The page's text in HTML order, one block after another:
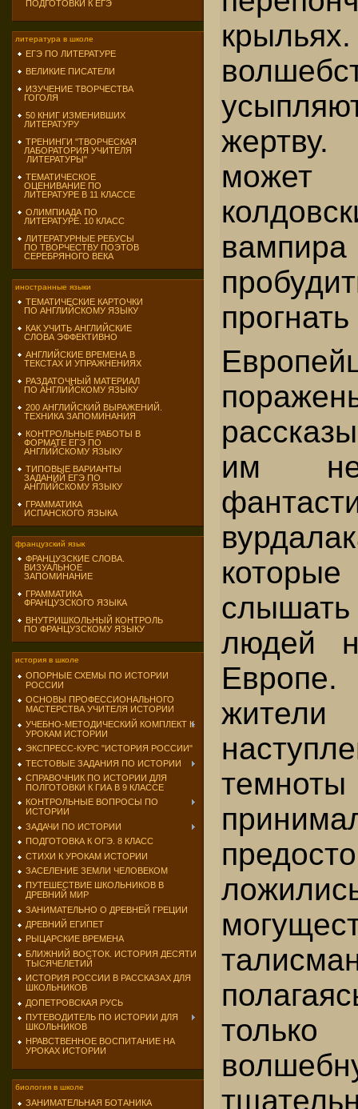
ПОДГОТОВКИ К ЕГЭ
литература в школе
ЕГЭ ПО ЛИТЕРАТУРЕ
ВЕЛИКИЕ ПИСАТЕЛИ
ИЗУЧЕНИЕ ТВОРЧЕСТВА
ГОГОЛЯ
50 КНИГ ИЗМЕНИВШИХ
ЛИТЕРАТУРУ
ТРЕНИНГИ "ТВОРЧЕСКАЯ
ЛАБОРАТОРИЯ УЧИТЕЛЯ
ЛИТЕРАТУРЫ"
ТЕМАТИЧЕСКОЕ
ОЦЕНИВАНИЕ ПО
ЛИТЕРАТУРЕ В 11 КЛАССЕ
ОЛИМПИАДА ПО
ЛИТЕРАТУРЕ. 10 КЛАСС
ЛИТЕРАТУРНЫЕ РЕБУСЫ
ПО ТВОРЧЕСТВУ ПОЭТОВ
СЕРЕБРЯНОГО ВЕКА
иностранные языки
ТЕМАТИЧЕСКИЕ КАРТОЧКИ
ПО АНГЛИЙСКОМУ ЯЗЫКУ
КАК УЧИТЬ АНГЛИЙСКИЕ
СЛОВА ЭФФЕКТИВНО
АНГЛИЙСКИЕ ВРЕМЕНА В
ТЕКСТАХ И УПРАЖНЕНИЯХ
РАЗДАТОЧНЫЙ МАТЕРИАЛ
ПО АНГЛИЙСКОМУ ЯЗЫКУ
200 АНГЛИЙСКИЙ ВЫРАЖЕНИЙ.
ТЕХНИКА ЗАПОМИНАНИЯ
КОНТРОЛЬНЫЕ РАБОТЫ В
ФОРМАТЕ ЕГЭ ПО
АНГЛИЙСКОМУ ЯЗЫКУ
ТИПОВЫЕ ВАРИАНТЫ
ЗАДАНИЙ ЕГЭ ПО
АНГЛИЙСКОМУ ЯЗЫКУ
ГРАММАТИКА
ИСПАНСКОГО ЯЗЫКА
французский язык
ФРАНЦУЗСКИЕ СЛОВА.
ВИЗУАЛЬНОЕ
ЗАПОМИНАНИЕ
ГРАММАТИКА
ФРАНЦУЗСКОГО ЯЗЫКА
ВНУТРИШКОЛЬНЫЙ КОНТРОЛЬ
ПО ФРАНЦУЗСКОМУ ЯЗЫКУ
история в школе
ОПОРНЫЕ СХЕМЫ ПО ИСТОРИИ
РОССИИ
ОСНОВЫ ПРОФЕССИОНАЛЬНОГО
МАСТЕРСТВА УЧИТЕЛЯ ИСТОРИИ
УЧЕБНО-МЕТОДИЧЕСКИЙ КОМПЛЕКТ К
УРОКАМ ИСТОРИИ
ЭКСПРЕСС-КУРС "ИСТОРИЯ РОССИИ"
ТЕСТОВЫЕ ЗАДАНИЯ ПО ИСТОРИИ
СПРАВОЧНИК ПО ИСТОРИИ ДЛЯ
ПОЛГОТОВКИ К ГИА В 9 КЛАССЕ
КОНТРОЛЬНЫЕ ВОПРОСЫ ПО
ИСТОРИИ
ЗАДАЧИ ПО ИСТОРИИ
ПОДГОТОВКА К ОГЭ. 8 КЛАСС
СТИХИ К УРОКАМ ИСТОРИИ
ЗАСЕЛЕНИЕ ЗЕМЛИ ЧЕЛОВЕКОМ
ПУТЕШЕСТВИЕ ШКОЛЬНИКОВ В
ДРЕВНИЙ МИР
ЗАНИМАТЕЛЬНО О ДРЕВНЕЙ ГРЕЦИИ
ДРЕВНИЙ ЕГИПЕТ
РЫЦАРСКИЕ ВРЕМЕНА
БЛИЖНИЙ ВОСТОК. ИСТОРИЯ ДЕСЯТИ
ТЫСЯЧЕЛЕТИЙ
ИСТОРИЯ РОССИИ В РАССКАЗАХ ДЛЯ
ШКОЛЬНИКОВ
ДОПЕТРОВСКАЯ РУСЬ
ПУТЕВОДИТЕЛЬ ПО ИСТОРИИ ДЛЯ
ШКОЛЬНИКОВ
НРАВСТВЕННОЕ ВОСПИТАНИЕ НА
УРОКАХ ИСТОРИИ
биология в школе
ЗАНИМАТЕЛЬНАЯ БОТАНИКА
может
прогнать
им
слышать
людей